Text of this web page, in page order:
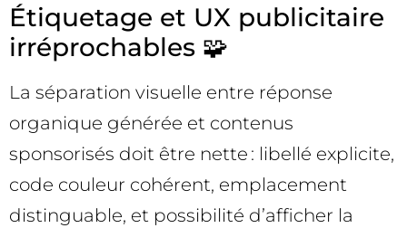
Étiquetage et UX publicitaire
irréprochables 🧩
La séparation visuelle entre réponse
organique générée et contenus
sponsorisés doit être nette : libellé explicite,
code couleur cohérent, emplacement
distinguable, et possibilité d’afficher la